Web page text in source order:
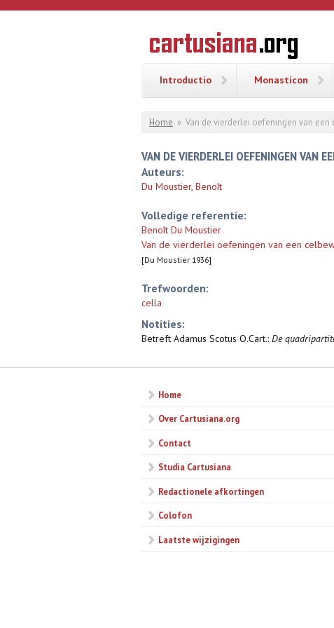
Overslaan en naar de inhoud gaan
CARTUSIANA
Geschiedenis
van de
Introductio Monasticon
U bent hier
Home » Van de vierderlei oefeningen van een
VAN DE VIERDERLEI OEFENINGEN VAN
Auteurs:
Du Moustier, Benoît
Volledige referentie:
Benoît Du Moustier
Van de vierderlei oefeningen van een
[Du Moustier 1936]
Trefwoorden:
cella
Notities:
Betreft Adamus Scotus O.Cart.: De
Home
Over Cartusiana.org
Contact
Studia Cartusiana
Redactionele afkortingen
Colofon
Laatste wijzigingen